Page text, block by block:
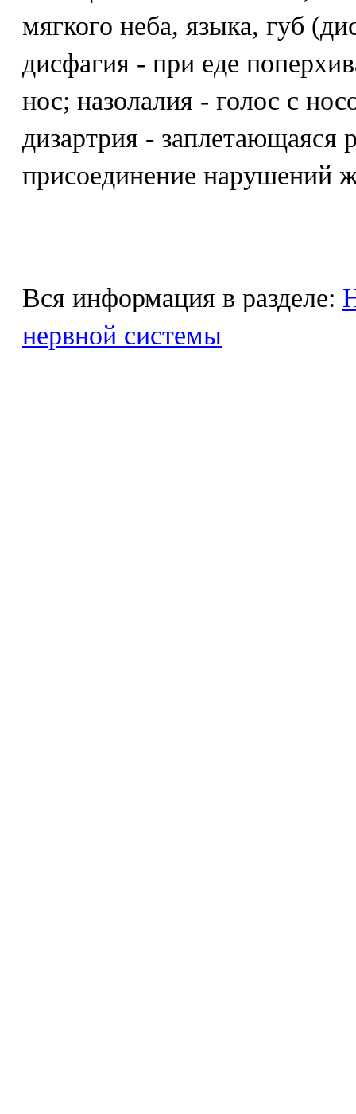
мягкого неба, языка, губ
дисфагия - при еде
нос; назолалия - голос с
дизартрия - заплетающаяся
присоединение нарушений
Вся информация в разделе:
нервной системы